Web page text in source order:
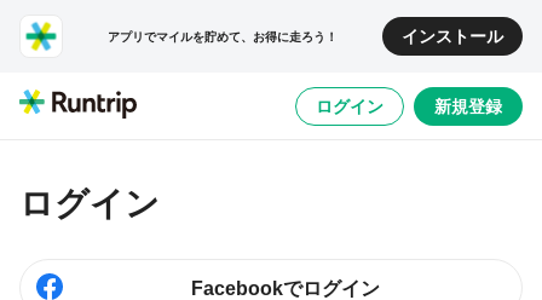
アプリでマイルを貯めて、お得に走ろう！ インストール
ログイン 新規登録
ログイン
Facebookでログイン